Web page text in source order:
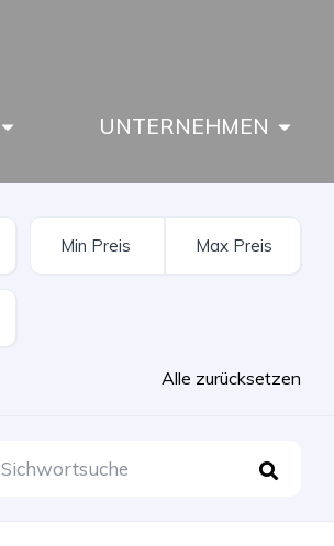
UNTERNEHMEN
Alle zurücksetzen